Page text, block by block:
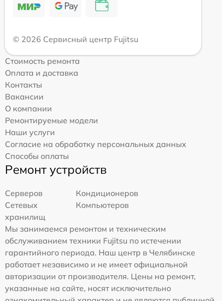
© 2026 Сервисный центр Fujitsu
Стоимость ремонта
Оплата и доставка
Контакты
Вакансии
О компании
Ремонтируемые модели
Наши услуги
Согласие на обработку персональных данных
Способы оплаты
Ремонт устройств
Серверов
Кондиционеров
Сетевых
хранилищ
Компьютеров
Мы занимаемся ремонтом и техническим
обслуживанием техники Fujitsu по истечении
гарантийного периода. Наш центр в Челябинске
работает независимо и не имеет официальной
авторизации от производителя. Цены на ремонт,
указанные на сайте, носят исключительно